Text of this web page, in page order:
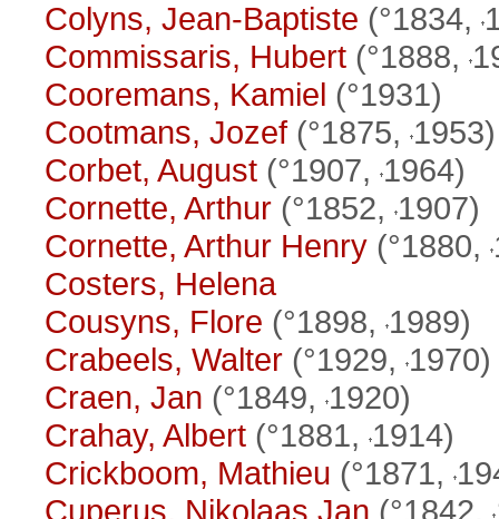
Colyns, Jean-Baptiste (°1834,
Commissaris, Hubert (°1888,
Cooremans, Kamiel (°1931)
Cootmans, Jozef(°1875, 1953)
Corbet, August (°1907, 1964)
Cornette, Arthur (°1852, 1907)
Cornette, Arthur Henry (°1880,
Costers, Helena
Cousyns, Flore (°1898, 1989)
Crabeels, Walter (°1929, 1970)
Craen, Jan (°1849, 1920)
Crahay, Albert (°1881, 1914)
Crickboom, Mathieu (°1871,
Cuperus, Nikolaas Jan (°1842,